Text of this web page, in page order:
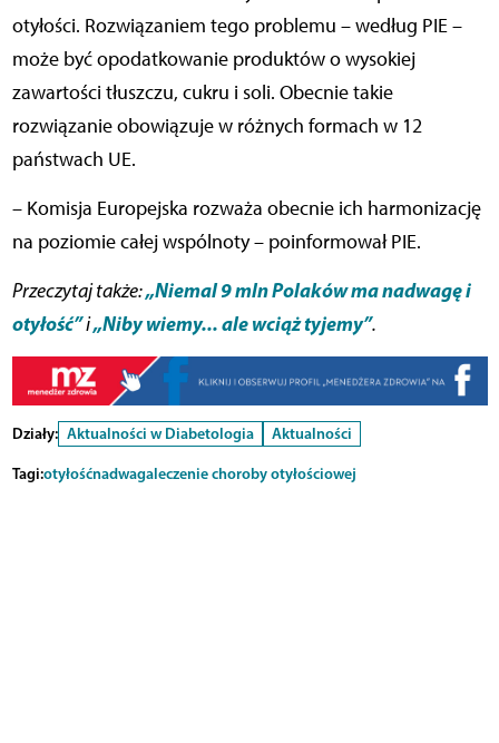
otyłości. Rozwiązaniem tego problemu – według PIE –
może być opodatkowanie produktów o wysokiej
zawartości tłuszczu, cukru i soli. Obecnie takie
rozwiązanie obowiązuje w różnych formach w 12
państwach UE.
– Komisja Europejska rozważa obecnie ich harmonizację
na poziomie całej wspólnoty – poinformował PIE.
Przeczytaj także:„Niemal 9 mln Polaków ma nadwagę i
otyłość”i„Niby wiemy... ale wciąż tyjemy”.
Działy: Aktualności w Diabetologia
Aktualności
Tagi:otyłośćnadwagaleczenie choroby otyłościowej